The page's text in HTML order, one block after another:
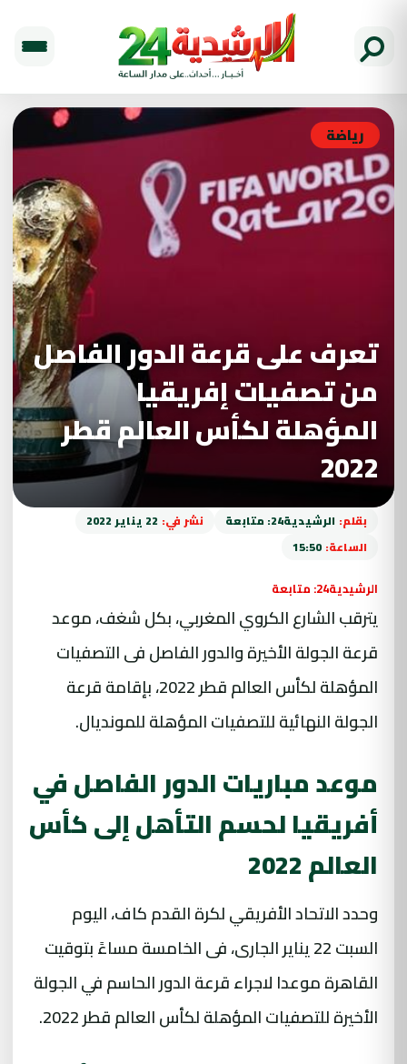
رياضة
تعرف على قرعة الدور الفاصل
من تصفيات إفريقيا
المؤهلة لكأس العالم قطر
2022
بقلم: الرشيدية24: متابعة نشر في: 22 يناير 2022
الساعة: 15:50
الرشيدية24: متابعة
يترقب الشارع الكروي المغربي، بكل شغف، موعد
قرعة الجولة الأخيرة والدور الفاصل فى التصفيات
المؤهلة لكأس العالم قطر 2022، بإقامة قرعة
الجولة النهائية للتصفيات المؤهلة للمونديال.
موعد مباريات الدور الفاصل في
أفريقيا لحسم التأهل إلى كأس
العالم 2022
وحدد الاتحاد الأفريقي لكرة القدم كاف، اليوم
السبت 22 يناير الجارى، فى الخامسة مساءً بتوقيت
القاهرة موعدا لاجراء قرعة الدور الحاسم في الجولة
الأخيرة للتصفيات المؤهلة لكأس العالم قطر 2022.